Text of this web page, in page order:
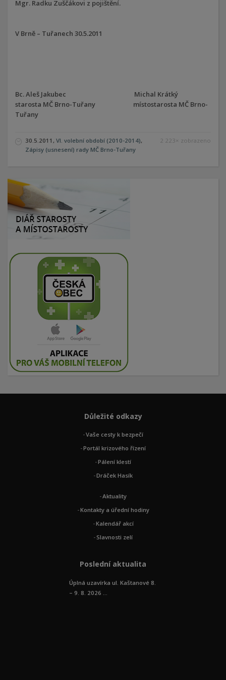
Mgr. Radku Zuščákovi z pojištění.
V Brně – Tuřanech 30.5.2011
Bc. Aleš Jakubec Michal Krátký
starosta MČ Brno-Tuřany místostarosta MČ Brno-
Tuřany
2 223× zobrazeno
30.5.2011, VI. volební období (2010-2014),
Zápisy (usnesení) rady MČ Brno-Tuřany
Důležité odkazy
Vaše cesty k bezpečí
Portál krizového řízení
Pálení klestí
Dráček Hasík
Aktuality
Kontakty a úřední hodiny
Kalendář akcí
Slavnosti zelí
Poslední aktualita
Úplná uzavírka ul. Kaštanové 8.
– 9. 8. 2026 ...